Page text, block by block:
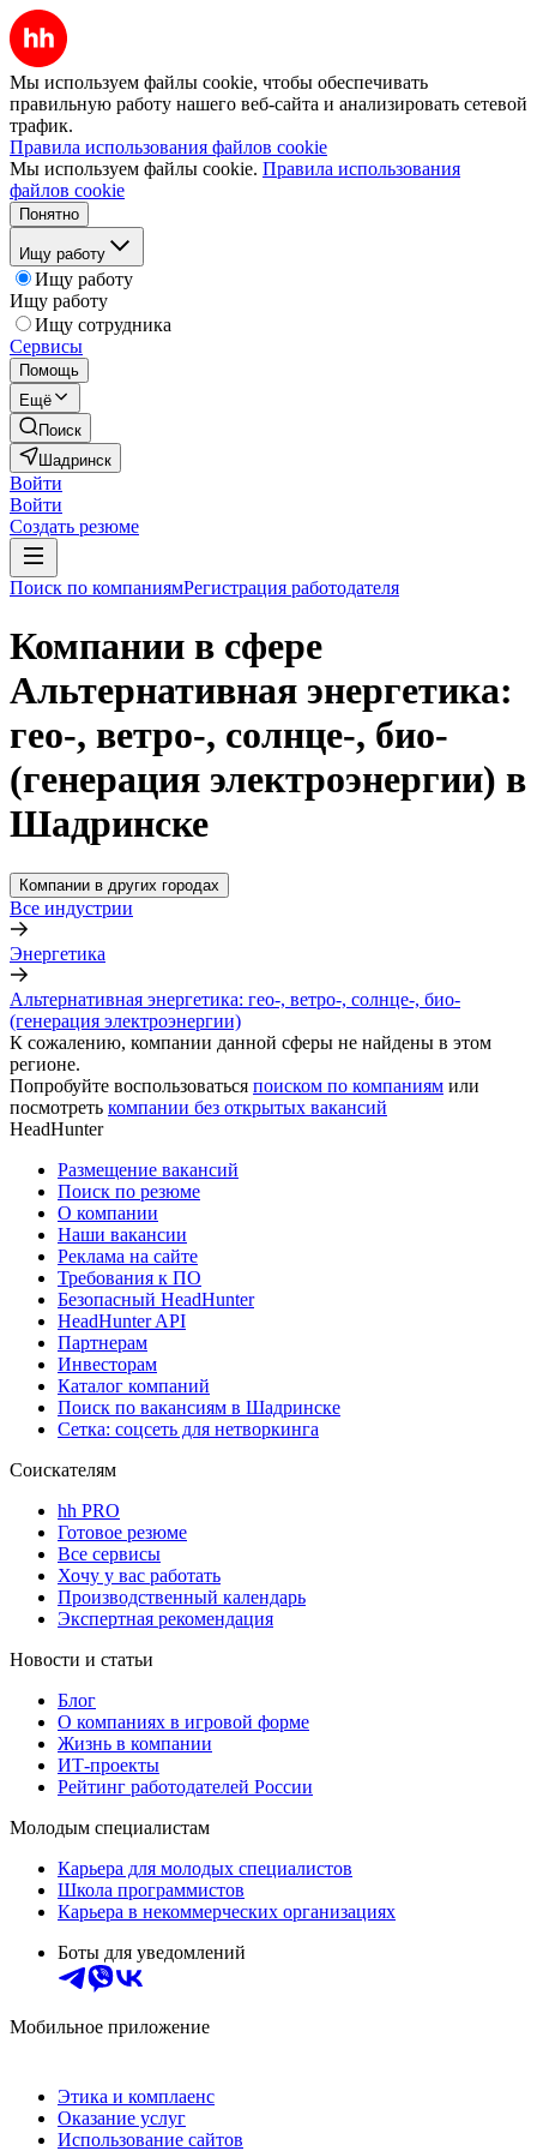
Мы используем файлы cookie, чтобы обеспечивать
правильную работу нашего веб-сайта и анализировать сетевой
трафик.
Правила использования файлов cookie
Мы используем файлы cookie. Правила использования
файлов cookie
Понятно
Ищу работу
Ищу работу
Ищу работу
Ищу сотрудника
Сервисы
Помощь
Ещё
Поиск
Шадринск
Войти
Войти
Создать резюме
Поиск по компаниямРегистрация работодателя
Компании в сфере
Альтернативная энергетика:
гео-, ветро-, солнце-, био-
(генерация электроэнергии) в
Шадринске
Компании в других городах
Все индустрии
Энергетика
Альтернативная энергетика: гео-, ветро-, солнце-, био-
(генерация электроэнергии)
К сожалению, компании данной сферы не найдены в этом
регионе.
Попробуйте воспользоваться поиском по компаниям или
посмотреть компании без открытых вакансий
HeadHunter
Размещение вакансий
Поиск по резюме
О компании
Наши вакансии
Реклама на сайте
Требования к ПО
Безопасный HeadHunter
HeadHunter API
Партнерам
Инвесторам
Каталог компаний
Поиск по вакансиям в Шадринске
Сетка: соцсеть для нетворкинга
Соискателям
hh PRO
Готовое резюме
Все сервисы
Хочу у вас работать
Производственный календарь
Экспертная рекомендация
Новости и статьи
Блог
О компаниях в игровой форме
Жизнь в компании
ИТ-проекты
Рейтинг работодателей России
Молодым специалистам
Карьера для молодых специалистов
Школа программистов
Карьера в некоммерческих организациях
Боты для уведомлений
Мобильное приложение
Этика и комплаенс
Оказание услуг
Использование сайтов